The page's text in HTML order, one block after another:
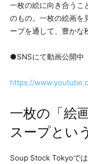
一枚の絵に向き合うこ
のもの。一枚の絵画を
ープを通して、豊かな
●SNSにて動画公開中
https://
一枚の「絵
スープとい
Soup Stock Tokyoで